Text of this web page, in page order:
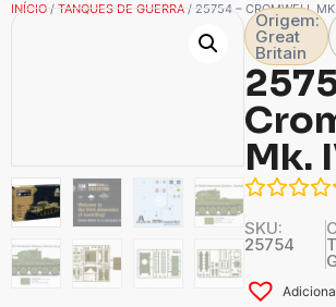
INÍCIO / TANQUES DE GUERRA / 25754 – CROMWELL
Origem:
Great
Britain
Mk.
SKU:
25754